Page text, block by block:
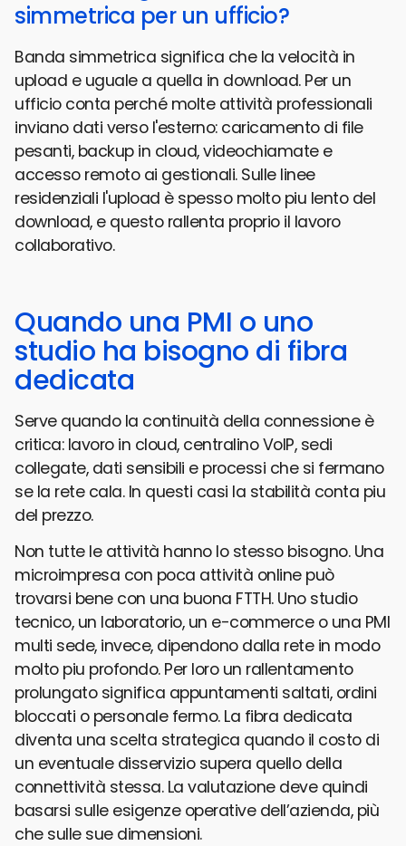
simmetrica per un ufficio?
Banda simmetrica significa che la velocità in
upload e uguale a quella in download. Per un
ufficio conta perché molte attività professionali
inviano dati verso l'esterno: caricamento di file
pesanti, backup in cloud, videochiamate e
accesso remoto ai gestionali. Sulle linee
residenziali l'upload è spesso molto piu lento del
download, e questo rallenta proprio il lavoro
collaborativo.
Quando una PMI o uno
studio ha bisogno di fibra
dedicata
Serve quando la continuità della connessione è
critica: lavoro in cloud, centralino VoIP, sedi
collegate, dati sensibili e processi che si fermano
se la rete cala. In questi casi la stabilità conta piu
del prezzo.
Non tutte le attività hanno lo stesso bisogno. Una
microimpresa con poca attività online può
trovarsi bene con una buona FTTH. Uno studio
tecnico, un laboratorio, un e-commerce o una PMI
multi sede, invece, dipendono dalla rete in modo
molto piu profondo. Per loro un rallentamento
prolungato significa appuntamenti saltati, ordini
bloccati o personale fermo. La fibra dedicata
diventa una scelta strategica quando il costo di
un eventuale disservizio supera quello della
connettività stessa. La valutazione deve quindi
basarsi sulle esigenze operative dell’azienda, più
che sulle sue dimensioni.